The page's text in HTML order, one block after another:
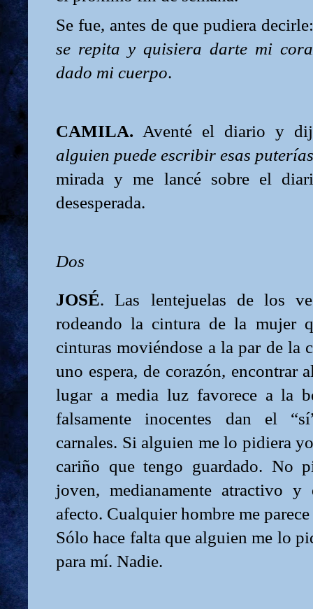
Se fue, antes de que pudiera
se repita y quisiera darte mi
dado mi cuerpo.
CAMILA. Aventé el diario y
alguien puede escribir esas
mirada y me lancé sobre el
desesperada.
Dos
JOSÉ. Las lentejuelas de los
rodeando la cintura de la mujer
cinturas moviéndose a la par de la
uno espera, de corazón, encontrar
lugar a media luz favorece a la
falsamente inocentes dan el
carnales. Si alguien me lo pidiera
cariño que tengo guardado. No
joven, medianamente atractivo y
afecto. Cualquier hombre me
Sólo hace falta que alguien me lo
para mí. Nadie.